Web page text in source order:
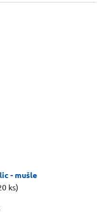
- mušle
ks)